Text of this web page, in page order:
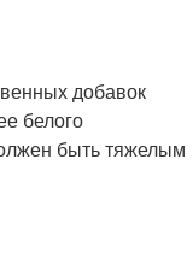
добавок
белого
быть тяжелым